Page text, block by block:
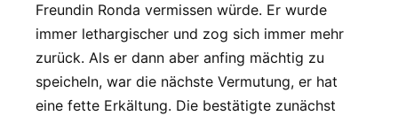
Freundin Ronda vermissen würde. Er wurde
immer lethargischer und zog sich immer mehr
zurück. Als er dann aber anfing mächtig zu
speicheln, war die nächste Vermutung, er hat
eine fette Erkältung. Die bestätigte zunächst